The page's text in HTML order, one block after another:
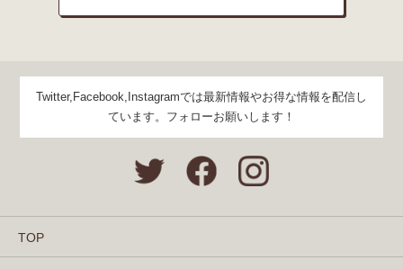
Twitter,Facebook,Instagramでは最新情報やお得な情報を配信し
ています。フォローお願いします！
TOP